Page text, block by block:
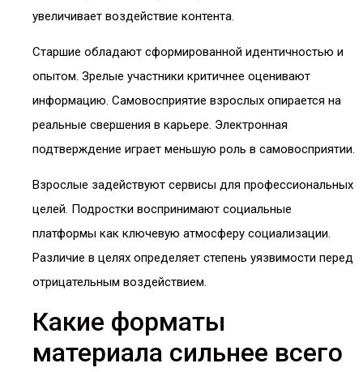
увеличивает воздействие контента.
Старшие обладают сформированной идентичностью и
опытом. Зрелые участники критичнее оценивают
информацию. Самовосприятие взрослых опирается на
реальные свершения в карьере. Электронная
подтверждение играет меньшую роль в самовосприятии.
Взрослые задействуют сервисы для профессиональных
целей. Подростки воспринимают социальные
платформы как ключевую атмосферу социализации.
Различие в целях определяет степень уязвимости перед
отрицательным воздействием.
Какие форматы
материала сильнее всего